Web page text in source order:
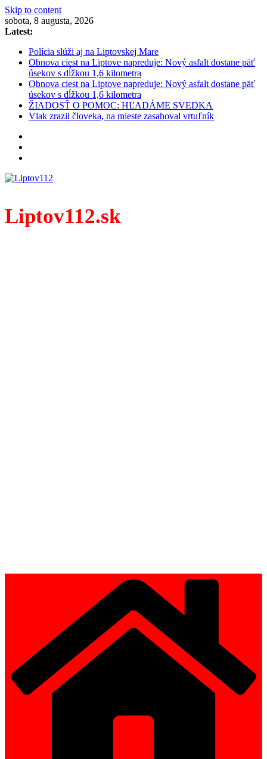
Skip to content
sobota, 8 augusta, 2026
Latest:
Polícia slúži aj na Liptovskej Mare
Obnova ciest na Liptove napreduje: Nový asfalt dostane päť
úsekov s dĺžkou 1,6 kilometra
Obnova ciest na Liptove napreduje: Nový asfalt dostane päť
úsekov s dĺžkou 1,6 kilometra
ŽIADOSŤ O POMOC: HĽADÁME SVEDKA
Vlak zrazil človeka, na mieste zasahoval vrtuľník
Liptov112.sk